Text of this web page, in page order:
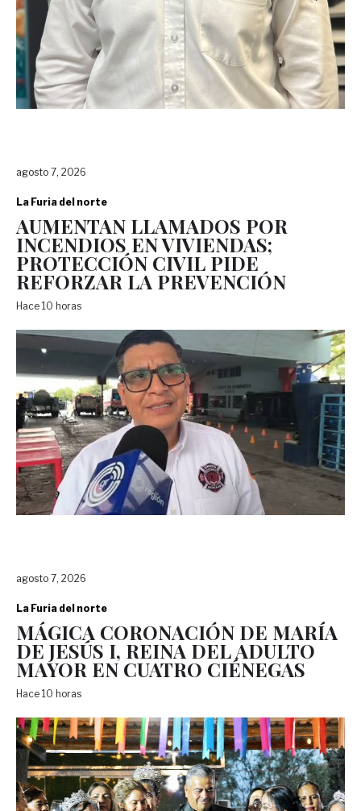
agosto 7, 2026
La Furia del norte
AUMENTAN LLAMADOS POR
INCENDIOS EN VIVIENDAS;
PROTECCIÓN CIVIL PIDE
REFORZAR LA PREVENCIÓN
Hace 10 horas
agosto 7, 2026
La Furia del norte
MÁGICA CORONACIÓN DE MARÍA
DE JESÚS I, REINA DEL ADULTO
MAYOR EN CUATRO CIÉNEGAS
Hace 10 horas